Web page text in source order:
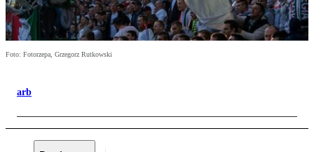
Foto: Fotorzepa, Grzegorz Rutkowski
arb